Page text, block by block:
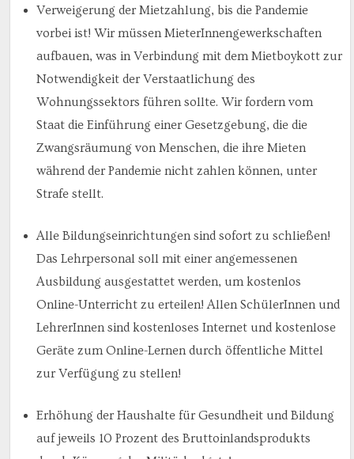
Verweigerung der Mietzahlung, bis die Pandemie
vorbei ist! Wir müssen MieterInnengewerkschaften
aufbauen, was in Verbindung mit dem Mietboykott zur
Notwendigkeit der Verstaatlichung des
Wohnungssektors führen sollte. Wir fordern vom
Staat die Einführung einer Gesetzgebung, die die
Zwangsräumung von Menschen, die ihre Mieten
während der Pandemie nicht zahlen können, unter
Strafe stellt.
Alle Bildungseinrichtungen sind sofort zu schließen!
Das Lehrpersonal soll mit einer angemessenen
Ausbildung ausgestattet werden, um kostenlos
Online-Unterricht zu erteilen! Allen SchülerInnen und
LehrerInnen sind kostenloses Internet und kostenlose
Geräte zum Online-Lernen durch öffentliche Mittel
zur Verfügung zu stellen!
Erhöhung der Haushalte für Gesundheit und Bildung
auf jeweils 10 Prozent des Bruttoinlandsprodukts